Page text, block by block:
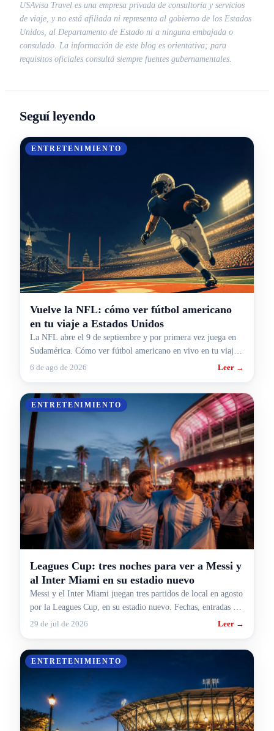
USAvisa Travel es una empresa privada de consultoría y servicios
de viaje, y no está afiliada ni representa al gobierno de los Estados
Unidos, al Departamento de Estado ni a ninguna embajada o
consulado. La información de este blog es orientativa; para
requisitos oficiales consultá siempre fuentes gubernamentales.
Seguí leyendo
ENTRETENIMIENTO
Vuelve la NFL: cómo ver fútbol americano
en tu viaje a Estados Unidos
La NFL abre el 9 de septiembre y por primera vez juega en
Sudamérica. Cómo ver fútbol americano en vivo en tu viaje a
Estados Unidos.
6 de ago de 2026 Leer →
ENTRETENIMIENTO
Leagues Cup: tres noches para ver a Messi y
al Inter Miami en su estadio nuevo
Messi y el Inter Miami juegan tres partidos de local en agosto
por la Leagues Cup, en su estadio nuevo. Fechas, entradas y
cómo armar el viaje desde Argentina.
29 de jul de 2026 Leer →
ENTRETENIMIENTO